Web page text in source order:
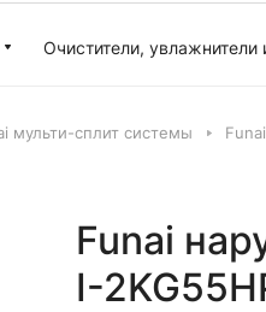
Очистители, увлажнители
мульти-сплит системы
Funai
I-